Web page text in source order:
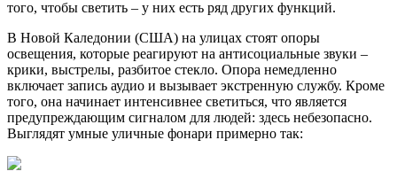
того, чтобы светить – у них есть ряд других функций.
В Новой Каледонии (США) на улицах стоят опоры
освещения, которые реагируют на антисоциальные звуки –
крики, выстрелы, разбитое стекло. Опора немедленно
включает запись аудио и вызывает экстренную службу. Кроме
того, она начинает интенсивнее светиться, что является
предупреждающим сигналом для людей: здесь небезопасно.
Выглядят умные уличные фонари примерно так: